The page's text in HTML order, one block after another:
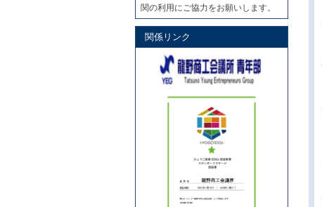
関の利用にご協力をお願いします。
関係リンク